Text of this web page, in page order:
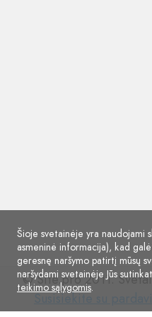
© Site.pro 2011.
Susisiekite
Susisiekite su
Šioje svetainėje yra naudojami
asmeninė informacija), kad
geresnę naršymo patirtį mūsų
naršydami svetainėje Jūs
teikimo sąlygomis.